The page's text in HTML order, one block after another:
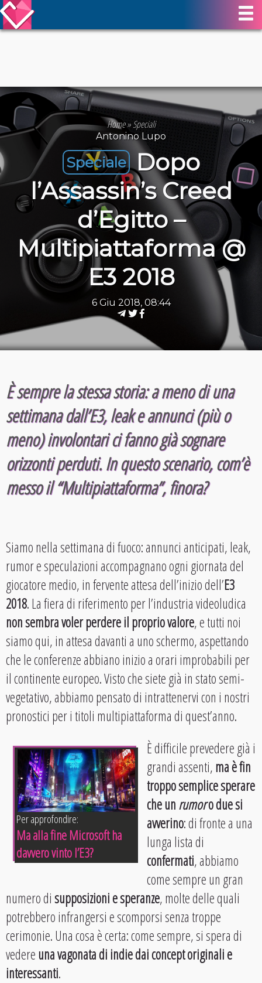
Home»Speciali
Antonino Lupo
Speciale Dopo
l’Assassin’s Creed
d’Egitto –
Multipiattaforma @
E3 2018
6 Giu 2018, 08:44
È sempre la stessa storia: a meno di una
settimana dall’E3, leak e annunci (più o
meno) involontari ci fanno già sognare
orizzonti perduti. In questo scenario, com’è
messo il “Multipiattaforma”, finora?
Siamo nella settimana di fuoco: annunci anticipati, leak,
rumor e speculazioni accompagnano ogni giornata del
giocatore medio, in fervente attesa dell’inizio dell’E3
2018. La fiera di riferimento per l’industria videoludica
non sembra voler perdere il proprio valore, e tutti noi
siamo qui, in attesa davanti a uno schermo, aspettando
che le conferenze abbiano inizio a orari improbabili per
il continente europeo. Visto che siete già in stato semi-
vegetativo, abbiamo pensato di intrattenervi con i nostri
pronostici per i titoli multipiattaforma di quest’anno.
Per approfondire:
Ma alla fine Microsoft ha
davvero vinto l’E3?
È difficile prevedere già i
grandi assenti,ma è fin
troppo semplice sperare
che unrumoro due si
avverino: di fronte a una
lunga lista di
confermati, abbiamo
come sempre un gran
numero disupposizioni e speranze, molte delle quali
potrebbero infrangersi e scomporsi senza troppe
cerimonie. Una cosa è certa: come sempre, si spera di
vedereuna vagonata di indie dai concept originali e
interessanti.